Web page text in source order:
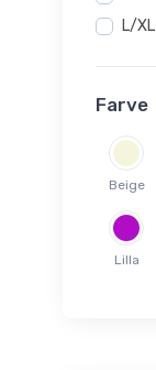
L/XL
Farve
Beige
Lilla